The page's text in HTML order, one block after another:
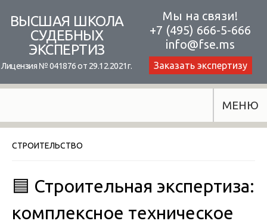
content
ВЫСШАЯ ШКОЛА
СУДЕБНЫХ
ЭКСПЕРТИЗ
Лицензия № 041876 от 29.12.2021г.
Мы на связи!
+7 (495) 666-5-666
info@fse.ms
Заказать экспертизу
МЕНЮ
СТРОИТЕЛЬСТВО
🟦 Строительная экспертиза:
комплексное техническое